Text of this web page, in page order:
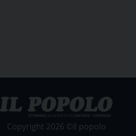
Copyright 2026 ©Il popolo